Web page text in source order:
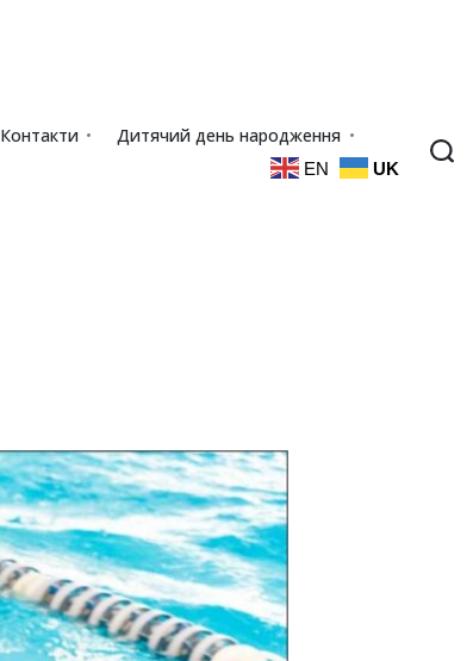
Контакти Дитячий день народження
EN UK